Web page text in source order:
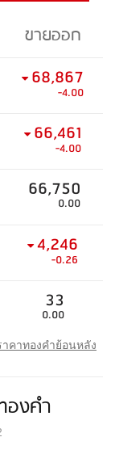
ขายออก
68,867
-4.00
66,461
-4.00
66,750
0.00
4,246
-0.26
33
0.00
าคาทองคำย้อนหลัง
องคำ